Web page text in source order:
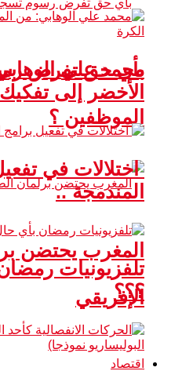
بأي حق تفرض
الموظفين ؟
المغرب يحتضن
الإفريقي
اقتصاد
محمد علي
الأخضر إلى
اختلالات في
المندمجة ..
تلفزيونيات
؟؟؟